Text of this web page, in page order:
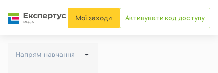
Мої заходи Активувати код доступу
Напрям навчання